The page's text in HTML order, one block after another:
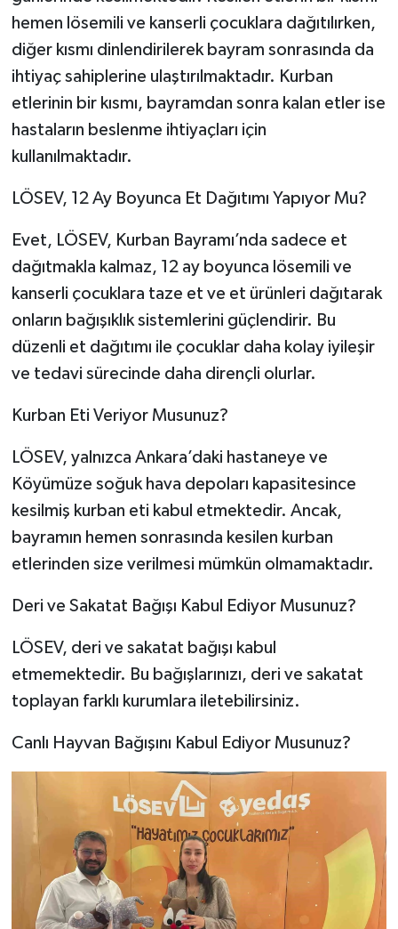
hemen lösemili ve kanserli çocuklara dağıtılırken,
diğer kısmı dinlendirilerek bayram sonrasında da
ihtiyaç sahiplerine ulaştırılmaktadır. Kurban
etlerinin bir kısmı, bayramdan sonra kalan etler ise
hastaların beslenme ihtiyaçları için
kullanılmaktadır.
LÖSEV, 12 Ay Boyunca Et Dağıtımı Yapıyor Mu?
Evet, LÖSEV, Kurban Bayramı’nda sadece et
dağıtmakla kalmaz, 12 ay boyunca lösemili ve
kanserli çocuklara taze et ve et ürünleri dağıtarak
onların bağışıklık sistemlerini güçlendirir. Bu
düzenli et dağıtımı ile çocuklar daha kolay iyileşir
ve tedavi sürecinde daha dirençli olurlar.
Kurban Eti Veriyor Musunuz?
LÖSEV, yalnızca Ankara’daki hastaneye ve
Köyümüze soğuk hava depoları kapasitesince
kesilmiş kurban eti kabul etmektedir. Ancak,
bayramın hemen sonrasında kesilen kurban
etlerinden size verilmesi mümkün olmamaktadır.
Deri ve Sakatat Bağışı Kabul Ediyor Musunuz?
LÖSEV, deri ve sakatat bağışı kabul
etmemektedir. Bu bağışlarınızı, deri ve sakatat
toplayan farklı kurumlara iletebilirsiniz.
Canlı Hayvan Bağışını Kabul Ediyor Musunuz?